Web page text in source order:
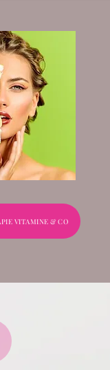
VITAMINE & CO